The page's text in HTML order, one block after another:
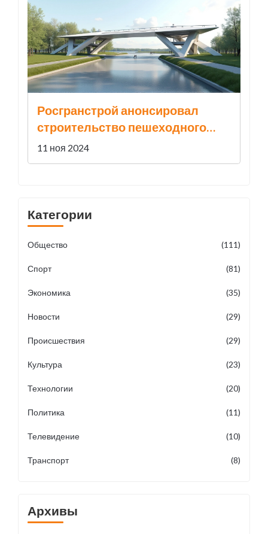
Росгранстрой анонсировал
строительство пешеходного
пункта пропуска для канатной
дороги Благовещенск-Хэйхэ
11 ноя 2024
Категории
Общество (111)
Спорт (81)
Экономика (35)
Новости (29)
Происшествия (29)
Культура (23)
Технологии (20)
Политика (11)
Телевидение (10)
Транспорт (8)
Архивы